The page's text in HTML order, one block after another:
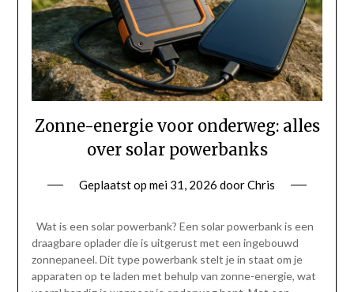
Zonne-energie voor onderweg: alles
over solar powerbanks
Geplaatst op mei 31, 2026 doorChris
Wat is een solar powerbank? Een solar powerbank is een
draagbare oplader die is uitgerust met een ingebouwd
zonnepaneel. Dit type powerbank stelt je in staat om je
apparaten op te laden met behulp van zonne-energie, wat